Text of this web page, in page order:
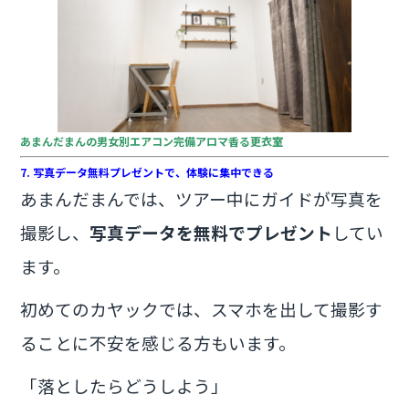
あまんだまんの男女別エアコン完備アロマ香る更衣室
7. 写真データ無料プレゼントで、体験に集中できる
あまんだまんでは、ツアー中にガイドが写真を
撮影し、 写真データを無料でプレゼント してい
ます。
初めてのカヤックでは、スマホを出して撮影す
ることに不安を感じる方もいます。
「落としたらどうしよう」